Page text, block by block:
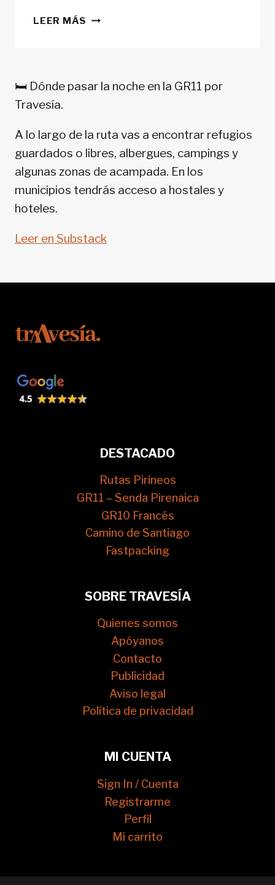
LEER MÁS CONSEJOS
11-
🛏️ Dónde pasar la noche en la GR11 por
Travesía.
A lo largo de la ruta vas a encontrar refugios
guardados o libres, albergues, campings y
algunas zonas de acampada. En los
municipios tendrás acceso a hostales y
hoteles.
Leer en Substack
DESTACADO
Rutas Pirineos
GR11 – Senda Pirenaica
GR10 Francés
Camino de Santiago
Fastpacking
SOBRE TRAVESÍA
Quienes somos
Apóyanos
Contacto
Publicidad
Aviso legal
Política de privacidad
MI CUENTA
Sign In / Cuenta
Registrarme
Perfil
Mi carrito